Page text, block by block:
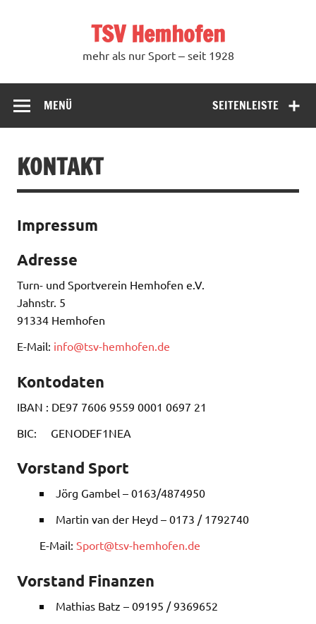
TSV Hemhofen
mehr als nur Sport ‒ seit 1928
SEITENLEISTE
MENÜ
KONTAKT
Impressum
Adresse
Turn- und Sportverein Hemhofen e.V.
Jahnstr. 5
91334 Hemhofen
E-Mail: info@tsv-hemhofen.de
Kontodaten
IBAN : DE97 7606 9559 0001 0697 21
BIC: GENODEF1NEA
Vorstand Sport
Jörg Gambel – 0163/4874950
Martin van der Heyd – 0173 / 1792740
E-Mail: Sport@tsv-hemhofen.de
Vorstand Finanzen
Mathias Batz – 09195 / 9369652